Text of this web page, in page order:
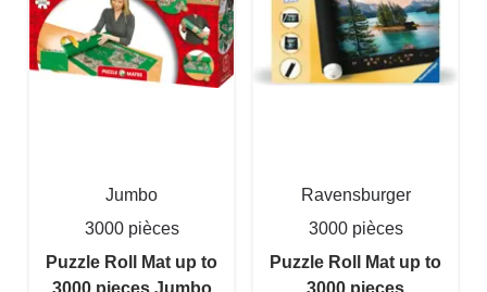
Jumbo
3000 pièces
Puzzle Roll Mat up to
3000 pieces Jumbo
Ravensburger
3000 pièces
Puzzle Roll Mat up to
3000 pieces